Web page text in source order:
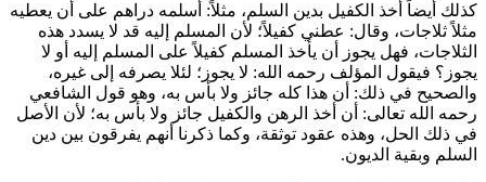
كذلك أيضاً أخذ الكفيل بدين السلم، مثلاً: أسلمه دراهم على أن يعطيه
مثلاً ثلاجات، وقال: عطني كفيلاً؛ لأن المسلم إليه قد لا يسدد هذه
الثلاجات، فهل يجوز أن يأخذ المسلم كفيلاً على المسلم إليه أو لا
يجوز؟ فيقول المؤلف رحمه الله: لا يجوز؛ لئلا يصرفه إلى غيره،
والصحيح في ذلك: أن هذا كله جائز ولا بأس به، وهو قول الشافعي
رحمه الله تعالى: أن أخذ الرهن والكفيل جائز ولا بأس به؛ لأن الأصل
في ذلك الحل، وهذه عقود توثقة، وكما ذكرنا أنهم يفرقون بين دين
السلم وبقية الديون.